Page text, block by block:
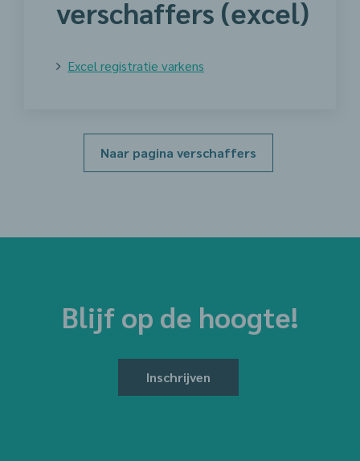
verschaffers (excel)
Excel registratie varkens
Naar pagina verschaffers
Blijf op de hoogte!
Inschrijven